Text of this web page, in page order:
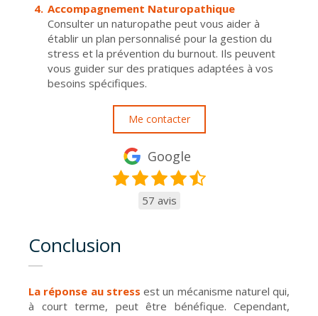
Accompagnement Naturopathique
Consulter un naturopathe peut vous aider à
établir un plan personnalisé pour la gestion du
stress et la prévention du burnout. Ils peuvent
vous guider sur des pratiques adaptées à vos
besoins spécifiques.
Me contacter
Google
57 avis
Conclusion
La réponse au stress est un mécanisme naturel qui,
à court terme, peut être bénéfique. Cependant,